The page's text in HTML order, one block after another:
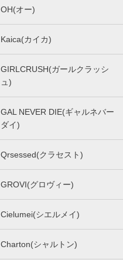
OH(オー)
Kaica(カイカ)
GIRLCRUSH(ガールクラッシ
ュ)
GAL NEVER DIE(ギャルネバー
ダイ)
Qrsessed(クラセスト)
GROVI(グロヴィー)
Cielumei(シエルメイ)
Charton(シャルトン)